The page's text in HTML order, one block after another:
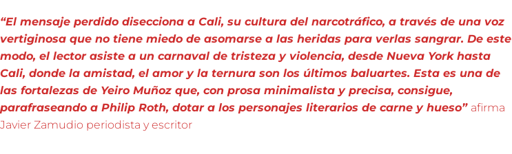
“El mensaje perdido disecciona a Cali, su cultura del narcotráfico, a través de una voz
vertiginosa que no tiene miedo de asomarse a las heridas para verlas sangrar. De este
modo, el lector asiste a un carnaval de tristeza y violencia, desde Nueva York hasta
Cali, donde la amistad, el amor y la ternura son los últimos baluartes. Esta es una de
las fortalezas de Yeiro Muñoz que, con prosa minimalista y precisa, consigue,
parafraseando a Philip Roth, dotar a los personajes literarios de carne y hueso” afirma
Javier Zamudio periodista y escritor